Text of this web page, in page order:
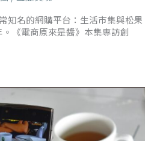
知名的網購平台：生活市集與松果
《電商原來是醬》本集專訪創